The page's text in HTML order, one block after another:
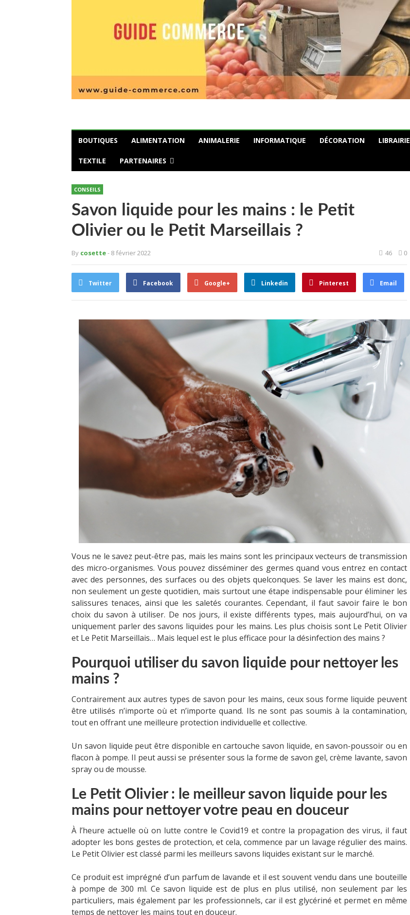
BOUTIQUES ALIMENTATION ANIMALERIE INFORMATIQUE DÉCORATION LIBRAIRIE
TEXTILE PARTENAIRES
CONSEILS
Savon liquide pour les mains : le Petit
Olivier ou le Petit Marseillais ?
By cosette- 8 février 2022 46 0
Twitter Facebook Google+ Linkedin Pinterest Email
Vous ne le savez peut-être pas, mais les mains sont les principaux vecteurs de transmission
des micro-organismes. Vous pouvez disséminer des germes quand vous entrez en contact
avec des personnes, des surfaces ou des objets quelconques. Se laver les mains est donc,
non seulement un geste quotidien, mais surtout une étape indispensable pour éliminer les
salissures tenaces, ainsi que les saletés courantes. Cependant, il faut savoir faire le bon
choix du savon à utiliser. De nos jours, il existe différents types, mais aujourd’hui, on va
uniquement parler des savons liquides pour les mains. Les plus choisis sont Le Petit Olivier
et Le Petit Marseillais… Mais lequel est le plus efficace pour la désinfection des mains ?
Pourquoi utiliser du savon liquide pour nettoyer les
mains ?
Contrairement aux autres types de savon pour les mains, ceux sous forme liquide peuvent
être utilisés n’importe où et n’importe quand. Ils ne sont pas soumis à la contamination,
tout en offrant une meilleure protection individuelle et collective.
Un savon liquide peut être disponible en cartouche savon liquide, en savon-poussoir ou en
flacon à pompe. Il peut aussi se présenter sous la forme de savon gel, crème lavante, savon
spray ou de mousse.
Le Petit Olivier : le meilleur savon liquide pour les
mains pour nettoyer votre peau en douceur
À l’heure actuelle où on lutte contre le Covid19 et contre la propagation des virus, il faut
adopter les bons gestes de protection, et cela, commence par un lavage régulier des mains.
Le Petit Olivier est classé parmi les meilleurs savons liquides existant sur le marché.
Ce produit est imprégné d’un parfum de lavande et il est souvent vendu dans une bouteille
à pompe de 300 ml. Ce savon liquide est de plus en plus utilisé, non seulement par les
particuliers, mais également par les professionnels, car il est glycériné et permet en même
temps de nettoyer les mains tout en douceur.